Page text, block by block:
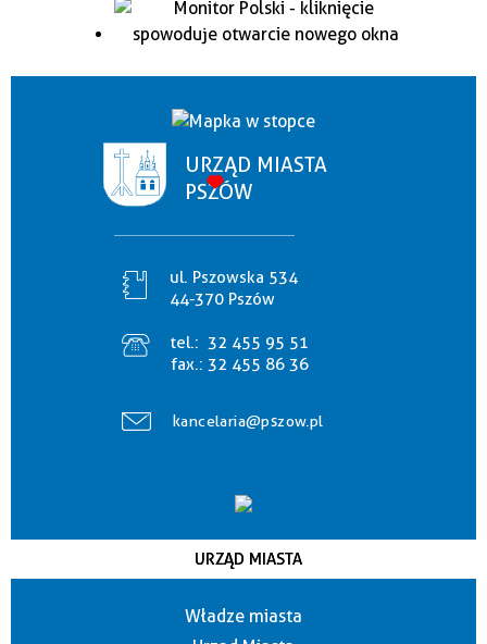
URZĄD MIASTA
PSZÓW
ul. Pszowska 534
44-370 Pszów
tel.: 32 455 95 51
fax.: 32 455 86 36
kancelaria@pszow.pl
URZĄD MIASTA
Władze miasta